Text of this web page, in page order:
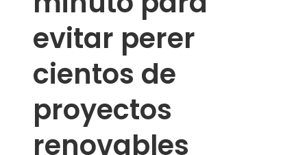
evitar perer
cientos de
proyectos
renovables